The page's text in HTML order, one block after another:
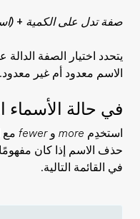
أعثر على مكتب قريب منك
من نحن
إنضم إلى الفريق
صفة تدل على الكمية +
يتحدد اختيار الصفة
الاسم معدود أم غير معدود.
في حالة الأسماء
استخدِم more وfewer مع
حذف الاسم إذا كان
في القائمة التالية.